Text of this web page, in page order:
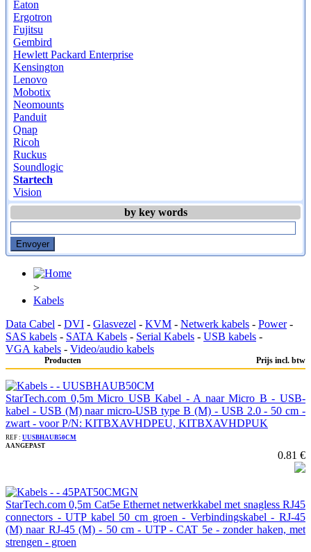
Eaton
Ergotron
Fujitsu
Gembird
Hewlett Packard Enterprise
Kensington
Lenovo
Mobotix
Neomounts
Panduit
Qnap
Ricoh
Ruckus
Soundlogic
Startech
Vision
by key words
>
Kabels
Data Cabel - DVI - Glasvezel - KVM - Netwerk kabels - Power-
SAS kabels - SATA Kabels - Serial Kabels - USB kabels -
VGA kabels - Video/audio kabels
Producten Prijs incl. btw
StarTech.com 0,5m Micro USB Kabel - A naar Micro B - USB-
kabel - USB (M) naar micro-USB type B (M) - USB 2.0 - 50 cm -
zwart - voor P/N: KITBXAVHDPEU, KITBXAVHDPUK
REF : UUSBHAUB50CM
AANGEPAST
0.81 €
StarTech.com 0,5m Cat5e Ethernet netwerkkabel met snagless RJ45
connectors - UTP kabel 50 cm groen - Verbindingskabel - RJ-45
(M) naar RJ-45 (M) - 50 cm - UTP - CAT 5e - zonder haken, met
strengen - groen